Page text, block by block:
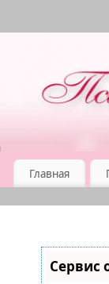
Главная
Сервис